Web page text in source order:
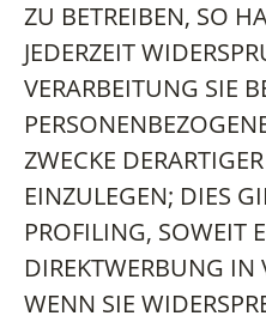
ZU BETREIBEN, SO
JEDERZEIT
VERARBEITUNG SIE
ZWECKE
EINZULEGEN; DIES
PROFILING, SOWEIT
DIREKTWERBUNG IN
WENN SIE